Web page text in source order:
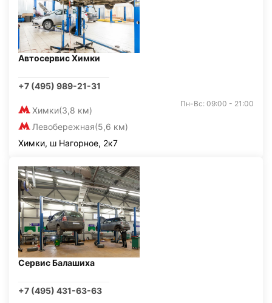
Автосервис Химки
+7 (495) 989-21-31
Химки(3,8 км)
Левобережная(5,6 км)
Пн-Вс: 09:00 - 21:00
Химки, ш Нагорное, 2к7
Сервис Балашиха
+7 (495) 431-63-63